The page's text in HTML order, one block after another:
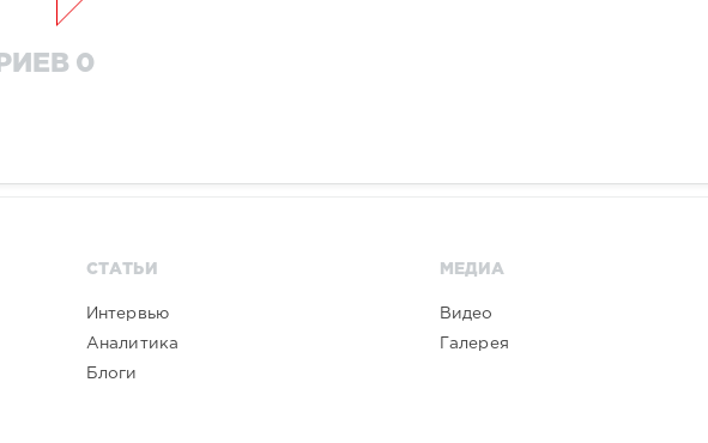
0
СТАТЬИ
Интервью
Аналитика
Блоги
МЕДИА
Видео
Галерея